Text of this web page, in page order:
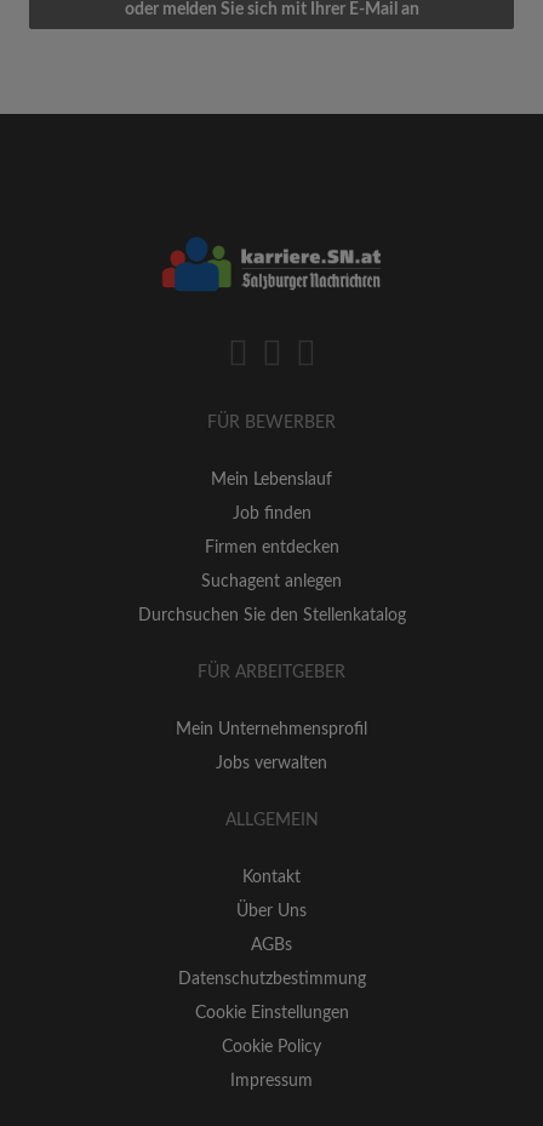
oder melden Sie sich mit Ihrer E-Mail an
FÜR BEWERBER
Mein Lebenslauf
Job finden
Firmen entdecken
Suchagent anlegen
Durchsuchen Sie den Stellenkatalog
FÜR ARBEITGEBER
Mein Unternehmensprofil
Jobs verwalten
ALLGEMEIN
Kontakt
Über Uns
AGBs
Datenschutzbestimmung
Cookie Einstellungen
Cookie Policy
Impressum